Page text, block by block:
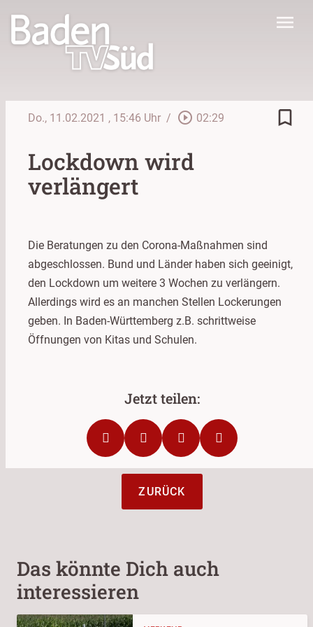
menu
Do., 11.02.2021 , 15:46 Uhr / play_circle_outline 02:29 bookmark_border
Lockdown wird
verlängert
Die Beratungen zu den Corona-Maßnahmen sind
abgeschlossen. Bund und Länder haben sich geeinigt,
den Lockdown um weitere 3 Wochen zu verlängern.
Allerdings wird es an manchen Stellen Lockerungen
geben. In Baden-Württemberg z.B. schrittweise
Öffnungen von Kitas und Schulen.
ZURÜCK
Das könnte Dich auch
interessieren